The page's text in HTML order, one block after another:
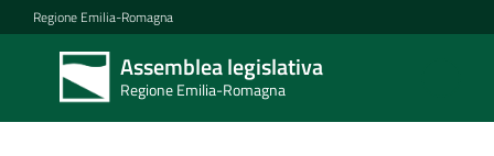
Vai al contenuto
Vai alla navigazione
Vai al footer
Regione Emilia-Romagna
Assemblea legislativa
Regione Emilia-Romagna
Assemblea
legislativa
Regione Emilia-